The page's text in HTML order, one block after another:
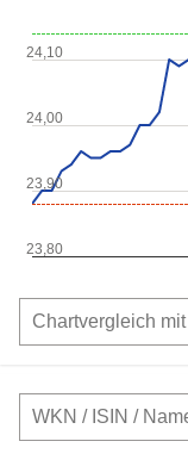
23,80
23,90
24,00
24,10